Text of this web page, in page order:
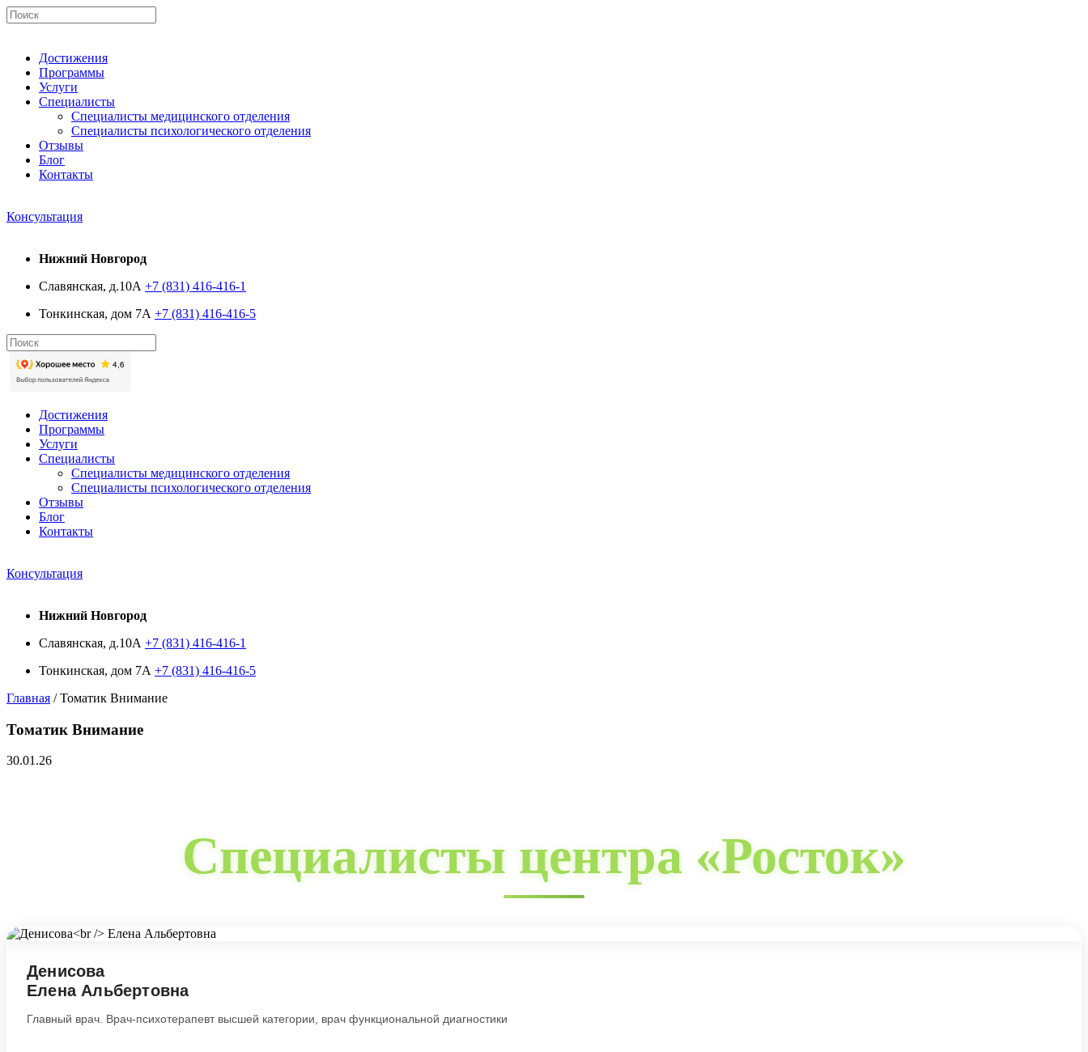
Достижения
Программы
Услуги
Специалисты
Специалисты медицинского отделения
Специалисты психологического отделения
Отзывы
Блог
Контакты
Консультация
Нижний Новгород
Славянская, д.10А +7 (831) 416-416-1
Тонкинская, дом 7А +7 (831) 416-416-5
Достижения
Программы
Услуги
Специалисты
Специалисты медицинского отделения
Специалисты психологического отделения
Отзывы
Блог
Контакты
Консультация
Нижний Новгород
Славянская, д.10А +7 (831) 416-416-1
Тонкинская, дом 7А +7 (831) 416-416-5
Главная /Томатик Внимание
Томатик Внимание
30.01.26
Специалисты центра «Росток»
Денисова
Елена Альбертовна
Главный врач. Врач-психотерапевт высшей категории, врач функциональной диагностики